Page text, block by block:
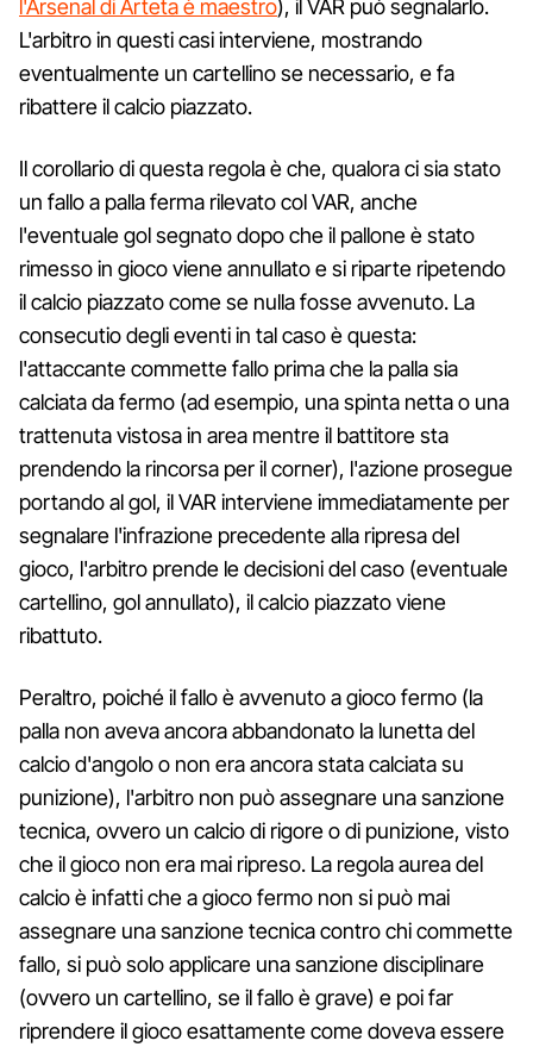
l'Arsenal di Arteta è maestro), il VAR può segnalarlo.
L'arbitro in questi casi interviene, mostrando
eventualmente un cartellino se necessario, e fa
ribattere il calcio piazzato.
Il corollario di questa regola è che, qualora ci sia stato
un fallo a palla ferma rilevato col VAR, anche
l'eventuale gol segnato dopo che il pallone è stato
rimesso in gioco viene annullato e si riparte ripetendo
il calcio piazzato come se nulla fosse avvenuto. La
consecutio degli eventi in tal caso è questa:
l'attaccante commette fallo prima che la palla sia
calciata da fermo (ad esempio, una spinta netta o una
trattenuta vistosa in area mentre il battitore sta
prendendo la rincorsa per il corner), l'azione prosegue
portando al gol, il VAR interviene immediatamente per
segnalare l'infrazione precedente alla ripresa del
gioco, l'arbitro prende le decisioni del caso (eventuale
cartellino, gol annullato), il calcio piazzato viene
ribattuto.
Peraltro, poiché il fallo è avvenuto a gioco fermo (la
palla non aveva ancora abbandonato la lunetta del
calcio d'angolo o non era ancora stata calciata su
punizione), l'arbitro non può assegnare una sanzione
tecnica, ovvero un calcio di rigore o di punizione, visto
che il gioco non era mai ripreso. La regola aurea del
calcio è infatti che a gioco fermo non si può mai
assegnare una sanzione tecnica contro chi commette
fallo, si può solo applicare una sanzione disciplinare
(ovvero un cartellino, se il fallo è grave) e poi far
riprendere il gioco esattamente come doveva essere